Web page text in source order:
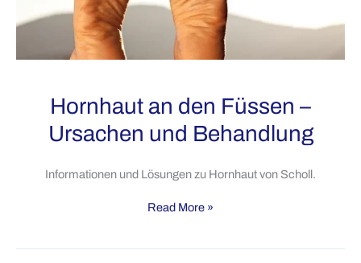
Hornhaut an den Füssen –
Ursachen und Behandlung
Informationen und Lösungen zu Hornhaut von Scholl.
Hornhaut
Read More »